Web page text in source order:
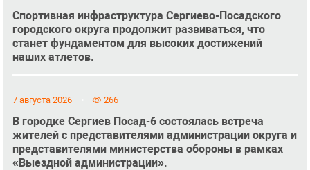
Спортивная инфраструктура Сергиево-Посадского
городского округа продолжит развиваться, что
станет фундаментом для высоких достижений
наших атлетов.
7 августа 2026 266
В городке Сергиев Посад-6 состоялась встреча
жителей с представителями администрации округа и
представителями министерства обороны в рамках
«Выездной администрации».